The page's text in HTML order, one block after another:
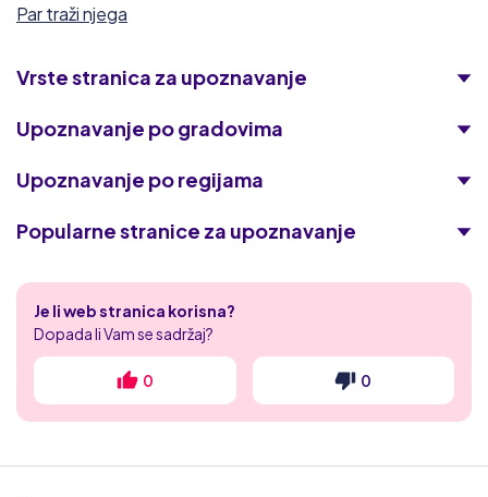
Par traži njega
Vrste stranica za upoznavanje
Upoznavanje po gradovima
Upoznavanje po regijama
Popularne stranice za upoznavanje
Academic Singles
Tajni zreli flert
Naughty date
XXX HR flert
Je li web stranica korisna?
Dopada li Vam se sadržaj?
0 0